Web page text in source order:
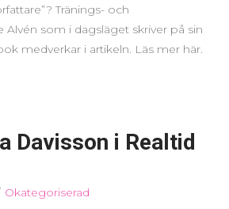
Tränings- och
Alvén som i dagsläget skriver på sin
medverkar i artikeln. Läs mer här.
Davisson i Realtid
Okategoriserad